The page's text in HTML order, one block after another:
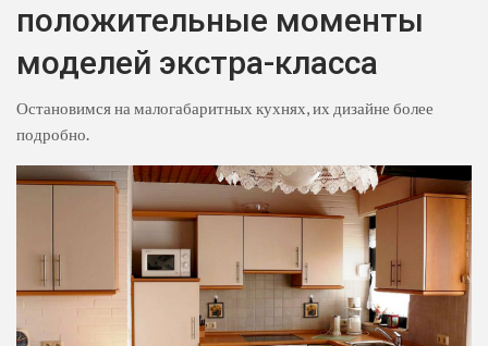
положительные моменты
моделей экстра-класса
Остановимся на малогабаритных кухнях, их дизайне более
подробно.